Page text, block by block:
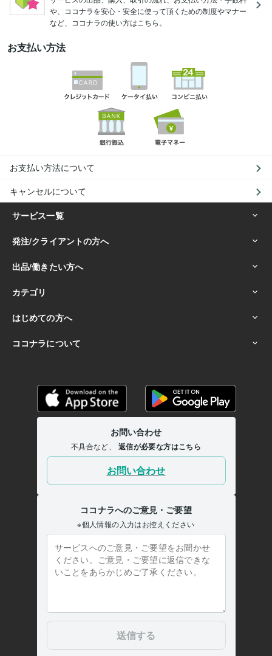
や、ココナラを安心・安全に使って頂くための制度やマナー
など、ココナラの使い方はこちら。
お支払い方法
お支払い方法について
キャンセルについて